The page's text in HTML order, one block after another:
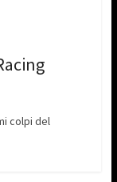
colpi del